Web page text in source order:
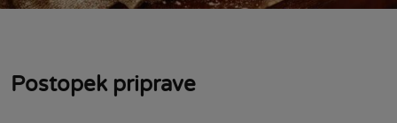
Postopek priprave